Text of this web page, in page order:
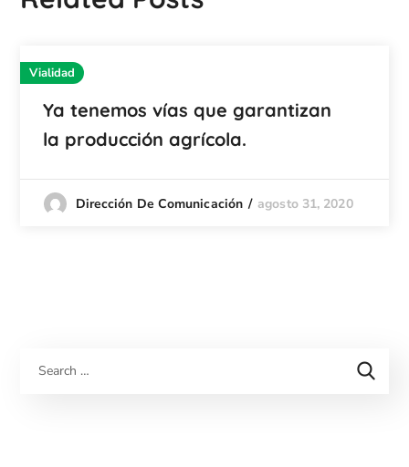
Vialidad
Ya tenemos vías que garantizan
la producción agrícola.
Dirección De Comunicación agosto 31, 2020